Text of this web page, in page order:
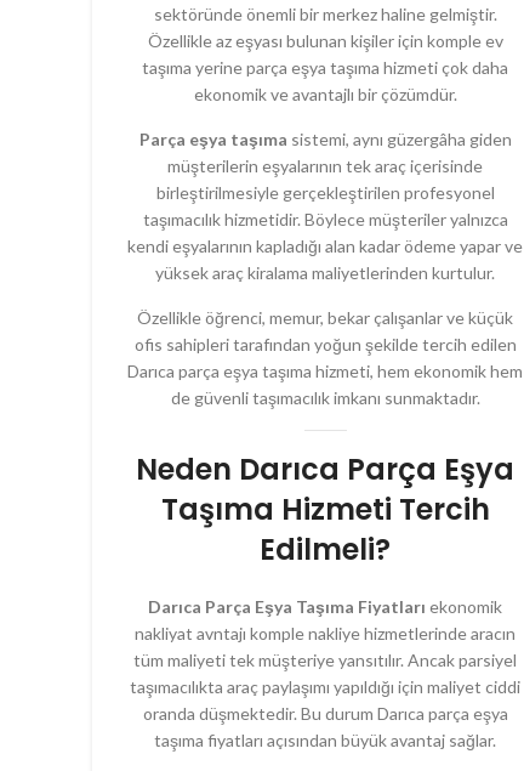
sektöründe önemli bir merkez haline gelmiştir.
Özellikle az eşyası bulunan kişiler için komple ev
taşıma yerine parça eşya taşıma hizmeti çok daha
ekonomik ve avantajlı bir çözümdür.
Parça eşya taşıma sistemi, aynı güzergâha giden
müşterilerin eşyalarının tek araç içerisinde
birleştirilmesiyle gerçekleştirilen profesyonel
taşımacılık hizmetidir. Böylece müşteriler yalnızca
kendi eşyalarının kapladığı alan kadar ödeme yapar ve
yüksek araç kiralama maliyetlerinden kurtulur.
Özellikle öğrenci, memur, bekar çalışanlar ve küçük
ofis sahipleri tarafından yoğun şekilde tercih edilen
Darıca parça eşya taşıma hizmeti, hem ekonomik hem
de güvenli taşımacılık imkanı sunmaktadır.
Neden Darıca Parça Eşya
Taşıma Hizmeti Tercih
Edilmeli?
Darıca Parça Eşya Taşıma Fiyatları ekonomik
nakliyat avntajı komple nakliye hizmetlerinde aracın
tüm maliyeti tek müşteriye yansıtılır. Ancak parsiyel
taşımacılıkta araç paylaşımı yapıldığı için maliyet ciddi
oranda düşmektedir. Bu durum Darıca parça eşya
taşıma fiyatları açısından büyük avantaj sağlar.